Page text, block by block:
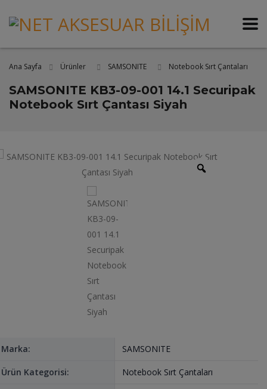
Ana Sayfa Ürünler SAMSONITE Notebook Sırt Çantaları
SAMSONITE KB3-09-001 14.1 Securipak
Notebook Sırt Çantası Siyah
Marka: SAMSONITE
Ürün Kategorisi: Notebook Sırt Çantaları